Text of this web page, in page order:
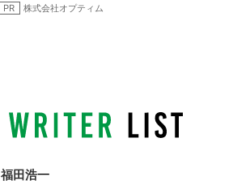
PR 株式会社オプティム
福田浩一